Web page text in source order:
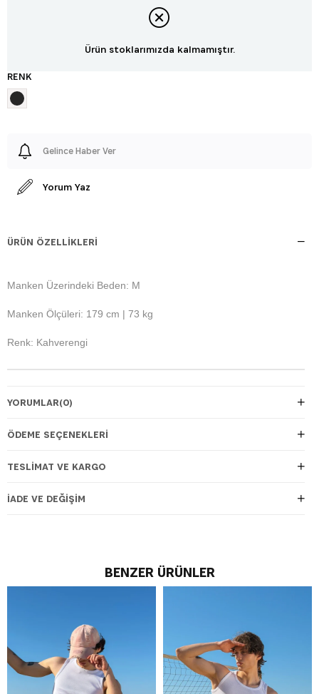
Ürün stoklarımızda kalmamıştır.
RENK
Gelince Haber Ver
Yorum Yaz
ÜRÜN ÖZELLIKLERI
Manken Üzerindeki Beden: M
Manken Ölçüleri: 179 cm | 73 kg
Renk: Kahverengi
YORUMLAR(0)
ÖDEME SEÇENEKLERI
TESLIMAT VE KARGO
İADE VE DEĞIŞIM
BENZER ÜRÜNLER